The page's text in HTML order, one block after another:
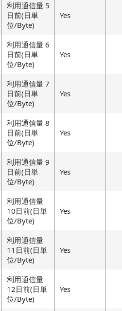
利用通信量 5
日前(日単
位/Byte)
Yes
利用通信量 6
日前(日単
位/Byte)
Yes
利用通信量 7
日前(日単
位/Byte)
Yes
利用通信量 8
日前(日単
位/Byte)
Yes
利用通信量 9
日前(日単
位/Byte)
Yes
利用通信量
10日前(日単
位/Byte)
Yes
利用通信量
11日前(日単
位/Byte)
Yes
利用通信量
12日前(日単
位/Byte)
Yes